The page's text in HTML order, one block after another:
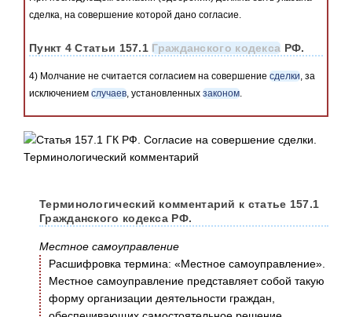
сделка, на совершение которой дано согласие.
Пункт 4 Статьи 157.1Гражданского кодекса РФ.
4) Молчание не считается согласием на совершение сделки, за
исключением случаев, установленных законом.
Терминологический комментарий к статье 157.1
Гражданского кодекса РФ.
Местное самоуправление
Расшифровка термина: «Местное самоуправление».
Местное самоуправление представляет собой такую
форму организации деятельности граждан,